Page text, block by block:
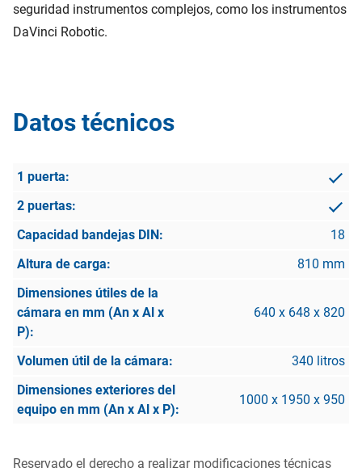
seguridad instrumentos complejos, como los instrumentos
DaVinci Robotic.
Datos técnicos
18
810 mm
640 x 648 x 820
340 litros
1000 x 1950 x 950
Reservado el derecho a realizar modificaciones técnicas